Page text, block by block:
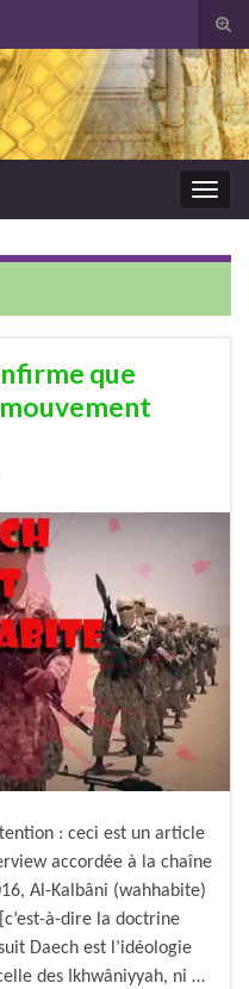
que
: ceci est un article
accordée à la chaîne
Al-Kalbâni (wahhabite)
à-dire la doctrine
Daech est l’idéologie
des Ikhwâniyyah, ni …